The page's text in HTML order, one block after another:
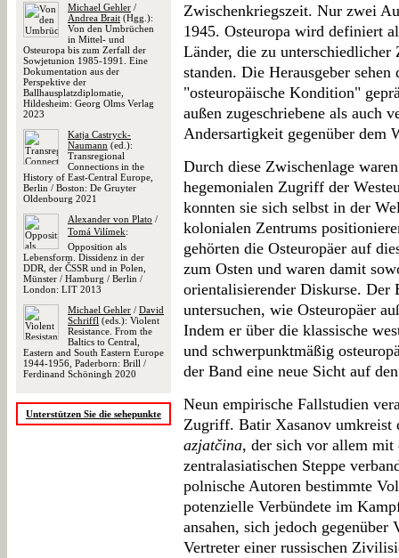
Michael Gehler /
Andrea Brait (Hgg.):
Von den Umbrüchen
in Mittel- und
Osteuropa bis zum Zerfall der
Sowjetunion 1985-1991. Eine
Dokumentation aus der
Perspektive der
Ballhausplatzdiplomatie,
Hildesheim: Georg Olms Verlag
2023
Katja Castryck-
Naumann (ed.):
Transregional
Connections in the
History of East-Central Europe,
Berlin / Boston: De Gruyter
Oldenbourg 2021
Alexander von Plato /
Tomá Vilímek:
Opposition als
Lebensform. Dissidenz in der
DDR, der ČSSR und in Polen,
Münster / Hamburg / Berlin /
London: LIT 2013
Michael Gehler / David
Schriffl (eds.): Violent
Resistance. From the
Baltics to Central,
Eastern and South Eastern Europe
1944-1956, Paderborn: Brill /
Ferdinand Schöningh 2020
Unterstützen Sie die sehepunkte
Zwischenkriegszeit. Nur zwei
1945. Osteuropa wird definiert
Länder, die zu unterschiedlicher
standen. Die Herausgeber
"osteuropäische Kondition"
außen zugeschriebene als auch
Andersartigkeit gegenüber dem
Durch diese Zwischenlage
hegemonialen Zugriff der
konnten sie sich selbst in der
kolonialen Zentrums
gehörten die Osteuropäer auf
zum Osten und waren damit
orientalisierender Diskurse. Der
untersuchen, wie Osteuropäer
Indem er über die klassische
und schwerpunktmäßig
der Band eine neue Sicht auf
Neun empirische Fallstudien
Zugriff. Batir Xasanov umkreist
azjatčina, der sich vor allem mit
zentralasiatischen Steppe
polnische Autoren bestimmte
potenzielle Verbündete im
ansahen, sich jedoch
Vertreter einer russischen